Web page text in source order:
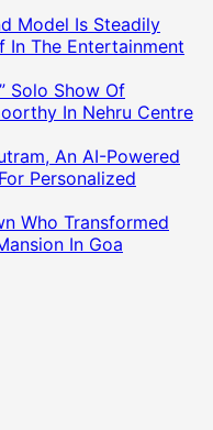
Model Is Steadily
In The Entertainment
Solo Show Of
In Nehru Centre
An AI-Powered
Personalized
Who Transformed
In Goa